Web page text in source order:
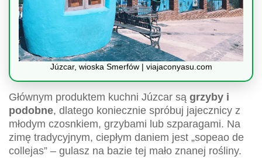
Júzcar, wioska Smerfów | viajaconyasu.com
Głównym produktem kuchni Júzcar są grzyby i
podobne, dlatego koniecznie spróbuj jajecznicy z
młodym czosnkiem, grzybami lub szparagami. Na
zimę tradycyjnym, ciepłym daniem jest „sopeao de
collejas” – gulasz na bazie tej mało znanej rośliny.